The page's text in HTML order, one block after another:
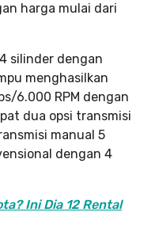
harga mulai dari
silinder dengan
menghasilkan
6.000 RPM dengan
dua opsi transmisi
manual 5
dengan 4
Ini Dia 12 Rental